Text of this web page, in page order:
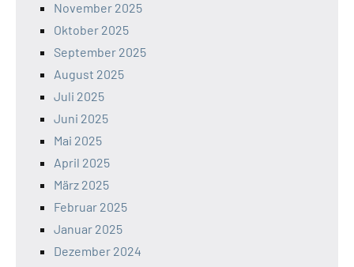
November 2025
Oktober 2025
September 2025
August 2025
Juli 2025
Juni 2025
Mai 2025
April 2025
März 2025
Februar 2025
Januar 2025
Dezember 2024